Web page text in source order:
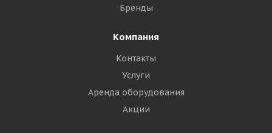
Бренды
Компания
Контакты
Услуги
Аренда оборудования
Акции